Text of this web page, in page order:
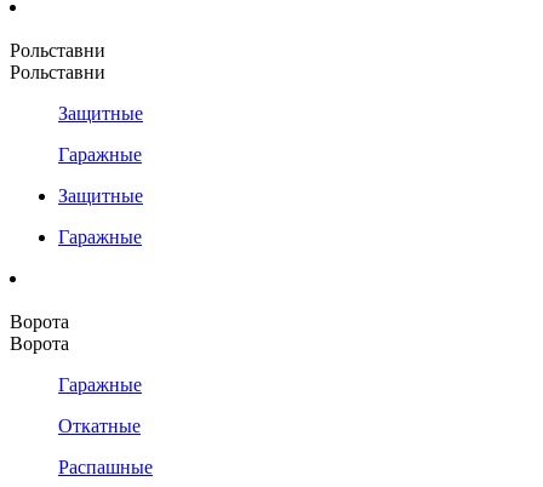
Рольставни
Рольставни
Защитные
Гаражные
Защитные
Гаражные
Ворота
Ворота
Гаражные
Откатные
Распашные